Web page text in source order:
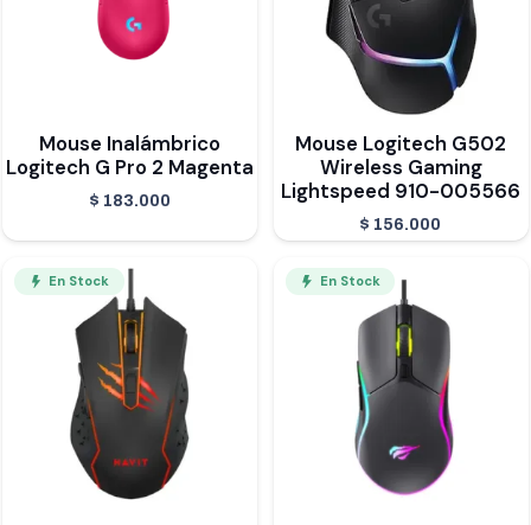
Mouse Inalámbrico
Logitech G Pro 2 Magenta
$ 183.000
Mouse Logitech G502
Wireless Gaming
Lightspeed 910-005566
$ 156.000
En Stock En Stock